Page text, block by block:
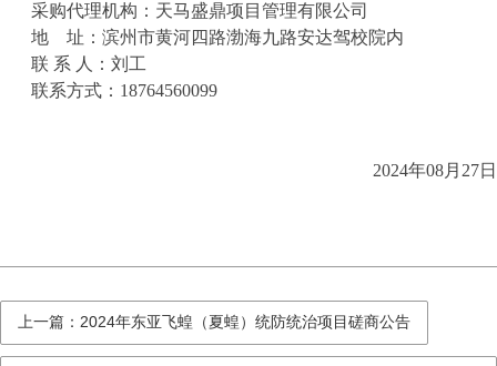
采购代理机构： 天马盛鼎项目管理有限公司
地
址：滨州市黄河四路渤海九路安达驾校院内
联 系 人： 刘 工
联系方式： 18764560099
2024年08月 27日
上一篇：2024年东亚飞蝗（夏蝗）统防统治项目磋商公告